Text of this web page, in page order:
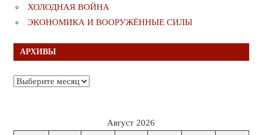
ХОЛОДНАЯ ВОЙНА
ЭКОНОМИКА И ВООРУЖЁННЫЕ СИЛЫ
АРХИВЫ
Архивы
Август 2026